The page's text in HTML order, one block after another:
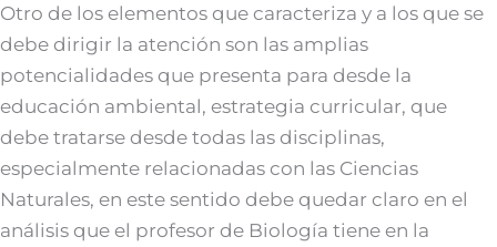
Otro de los elementos que caracteriza y a los que se
debe dirigir la atención son las amplias
potencialidades que presenta para desde la
educación ambiental, estrategia curricular, que
debe tratarse desde todas las disciplinas,
especialmente relacionadas con las Ciencias
Naturales, en este sentido debe quedar claro en el
análisis que el profesor de Biología tiene en la